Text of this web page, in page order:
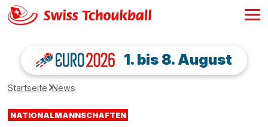
1. bis 8. August
Startseite News
NATIONALMANNSCHAFTEN